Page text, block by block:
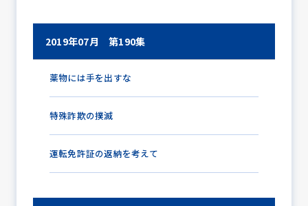
2019年07月 第190集
薬物には手を出すな
特殊詐欺の撲滅
運転免許証の返納を考えて